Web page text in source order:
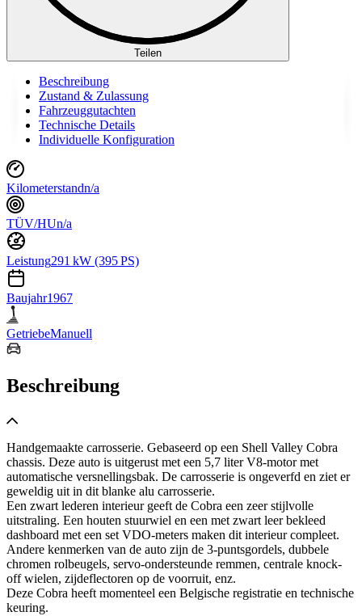
Teilen
Beschreibung
Zustand & Zulassung
Fahrzeuggutachten
Technische Details
Individuelle Konfiguration
Kilometerstandn/a
TÜV/HUn/a
Leistung291 kW (395 PS)
Baujahr1967
GetriebeManuell
Beschreibung
Handgemaakte carrosserie. Gebaseerd op een Shell Valley Cobra
chassis. Deze auto is uitgerust met een 5,7 liter V8-motor met
automatische versnellingsbak. De carrosserie is ongeverfd en ziet er
geweldig uit in dit blanke alu carrosserie.
Een zwart lederen interieur geeft de Cobra een zeer stijlvolle
uitstraling. Een houten stuurwiel en een met zwart leer bekleed
dashboard met een set VDO-meters maken dit interieur compleet.
Andere kenmerken van de auto zijn de 3-puntsgordels, dubbele
chromen rolbeugels, servo-ondersteunde remmen, centrale knock-
off wielen, zijdeflectoren op de voorruit, enz.
Deze Cobra heeft momenteel een Belgische registratie en technische
keuring.